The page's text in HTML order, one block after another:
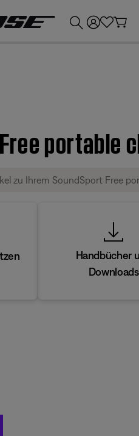
portable
Handbücher
Downloads